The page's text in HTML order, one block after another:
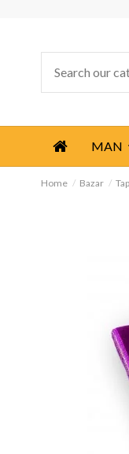
MAN
Home Bazar